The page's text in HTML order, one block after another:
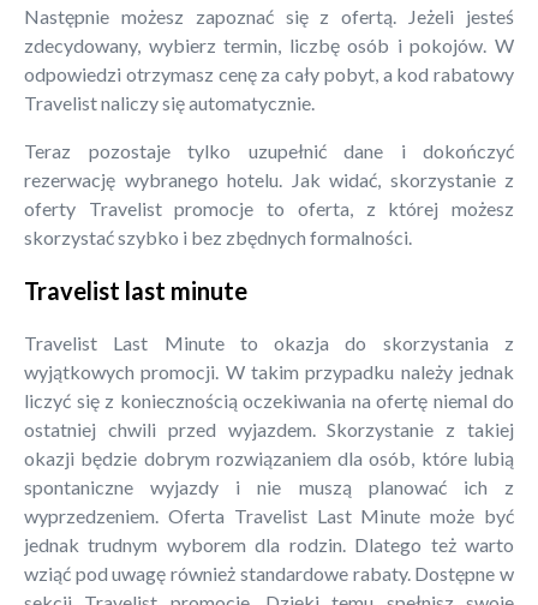
Następnie możesz zapoznać się z ofertą. Jeżeli jesteś
zdecydowany, wybierz termin, liczbę osób i pokojów. W
odpowiedzi otrzymasz cenę za cały pobyt, a kod rabatowy
Travelist naliczy się automatycznie.
Teraz pozostaje tylko uzupełnić dane i dokończyć
rezerwację wybranego hotelu. Jak widać, skorzystanie z
oferty Travelist promocje to oferta, z której możesz
skorzystać szybko i bez zbędnych formalności.
Travelist last minute
Travelist Last Minute to okazja do skorzystania z
wyjątkowych promocji. W takim przypadku należy jednak
liczyć się z koniecznością oczekiwania na ofertę niemal do
ostatniej chwili przed wyjazdem. Skorzystanie z takiej
okazji będzie dobrym rozwiązaniem dla osób, które lubią
spontaniczne wyjazdy i nie muszą planować ich z
wyprzedzeniem. Oferta Travelist Last Minute może być
jednak trudnym wyborem dla rodzin. Dlatego też warto
wziąć pod uwagę również standardowe rabaty. Dostępne w